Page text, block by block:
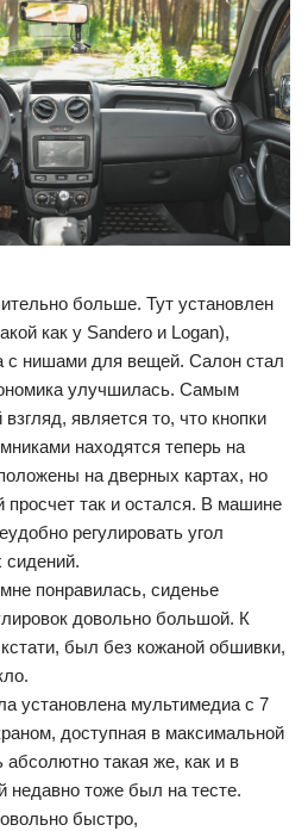
больше. Тут установлен
как у Sandero и Logan),
с нишами для вещей. Салон стал
улучшилась. Самым
является то, что кнопки
находятся теперь на
на дверных картах, но
просчет так и остался. В машине
регулировать угол
сидений.
понравилась, сиденье
довольно большой. К
был без кожаной обшивки,
установлена мультимедиа с 7
доступная в максимальной
такая же, как и в
недавно тоже был на тесте.
быстро,